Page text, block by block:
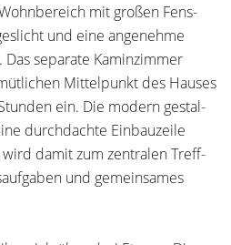
mit großen Fens-
und eine angenehme
separate Kaminzimmer
Mittelpunkt des Hauses
ein. Die modern gestal-
durchdachte Einbauzeile
damit zum zentralen Treff-
und gemeinsames